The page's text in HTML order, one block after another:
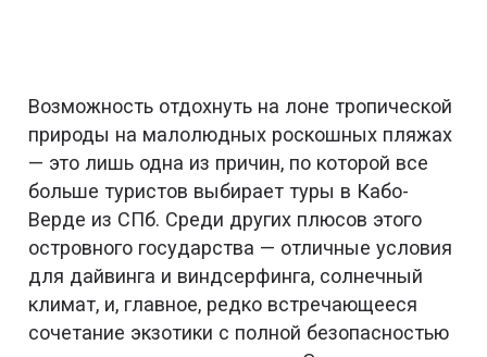
Возможность отдохнуть на лоне тропической
природы на малолюдных роскошных пляжах
— это лишь одна из причин, по которой все
больше туристов выбирает туры в Кабо-
Верде из СПб. Среди других плюсов этого
островного государства — отличные условия
для дайвинга и виндсерфинга, солнечный
климат, и, главное, редко встречающееся
сочетание экзотики с полной безопасностью